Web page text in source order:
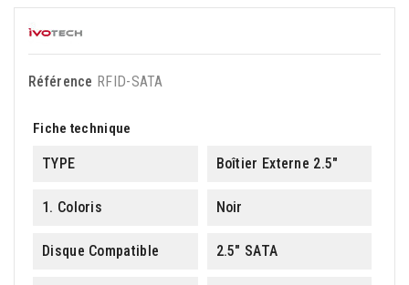
Référence RFID-SATA
Fiche technique
TYPE Boîtier Externe 2.5"
1. Coloris Noir
Disque Compatible 2.5" SATA